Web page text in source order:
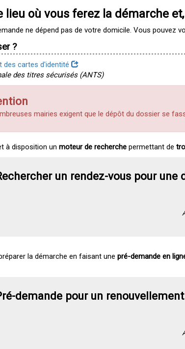
lieu où vous ferez la démarche
ne dépend pas de votre domicile. Vous pouvez
?
des cartes d'identité
des titres sécurisés (ANTS)
mairies exigent que le dépôt du dossier se
à disposition unmoteur de recherche permettant de
un rendez-vous pour
la démarche en faisant unepré-demande en
demande pour un